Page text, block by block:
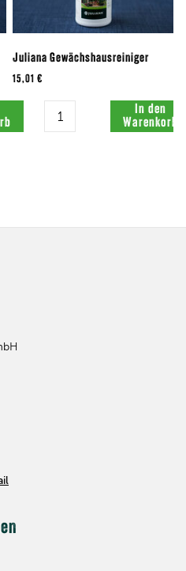
Juliana Gewächshausreiniger
15,01 €
Menge:
In den
Warenkorb